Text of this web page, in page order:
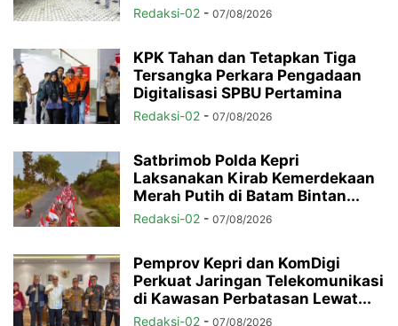
Redaksi-02 - 07/08/2026
KPK Tahan dan Tetapkan Tiga
Tersangka Perkara Pengadaan
Digitalisasi SPBU Pertamina
Redaksi-02 - 07/08/2026
Satbrimob Polda Kepri
Laksanakan Kirab Kemerdekaan
Merah Putih di Batam Bintan...
Redaksi-02 - 07/08/2026
Pemprov Kepri dan KomDigi
Perkuat Jaringan Telekomunikasi
di Kawasan Perbatasan Lewat...
Redaksi-02 - 07/08/2026